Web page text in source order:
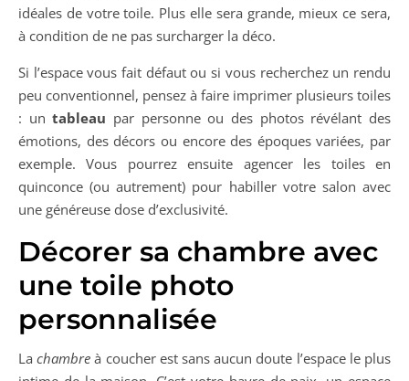
idéales de votre toile. Plus elle sera grande, mieux ce sera,
à condition de ne pas surcharger la déco.
Si l’espace vous fait défaut ou si vous recherchez un rendu
peu conventionnel, pensez à faire imprimer plusieurs toiles
: untableau par personne ou des photos révélant des
émotions, des décors ou encore des époques variées, par
exemple. Vous pourrez ensuite agencer les toiles en
quinconce (ou autrement) pour habiller votre salon avec
une généreuse dose d’exclusivité.
Décorer sa chambre avec
une toile photo
personnalisée
La chambre à coucher est sans aucun doute l’espace le plus